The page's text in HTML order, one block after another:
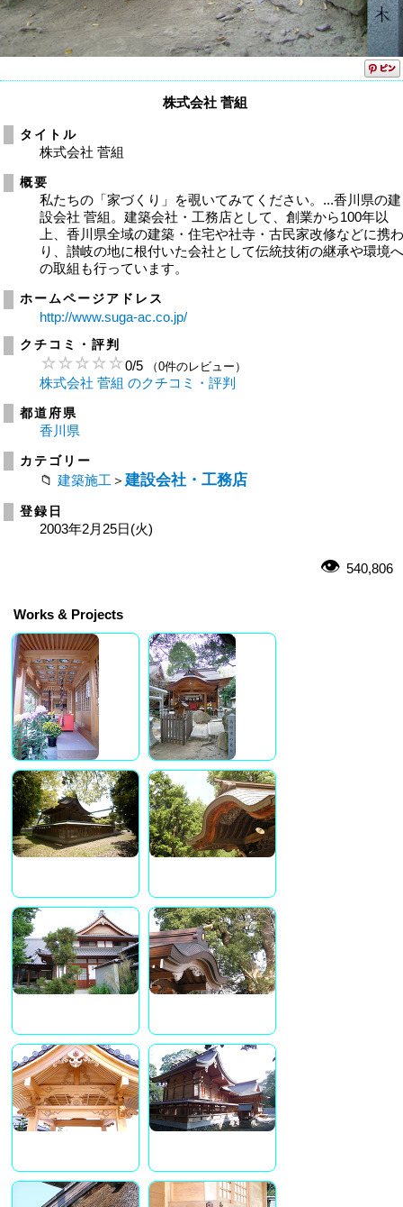
株式会社 菅組
タイトル
株式会社 菅組
概要
私たちの「家づくり」を覗いてみてください。...香川県の建
設会社 菅組。建築会社・工務店として、創業から100年以
上、香川県全域の建築・住宅や社寺・古民家改修などに携
り、讃岐の地に根付いた会社として伝統技術の継承や環境
の取組も行っています。
ホームページアドレス
http://www.suga-ac.co.jp/
クチコミ・評判
0/5 （0件のレビュー）
株式会社 菅組 のクチコミ・評判
都道府県
香川県
カテゴリー
建築施工 ＞ 建設会社・工務店
登録日
2003年2月25日(火)
540,806
Works & Projects